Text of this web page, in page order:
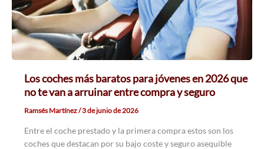
Los coches más baratos para jóvenes en 2026 que
no te van a arruinar entre compra y seguro
Ramsés Martínez/3 de junio de 2026
Entre el coche prestado y la primera compra estos son los
coches que destacan por su bajo coste y seguro asequible